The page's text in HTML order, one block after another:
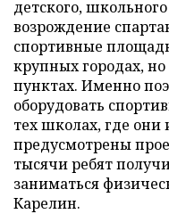
детского,
возрождение
спортивные
крупных городах,
пунктах. Именно
оборудовать
тех школах, где
предусмотрены
тысячи ребят
заниматься
Карелин.